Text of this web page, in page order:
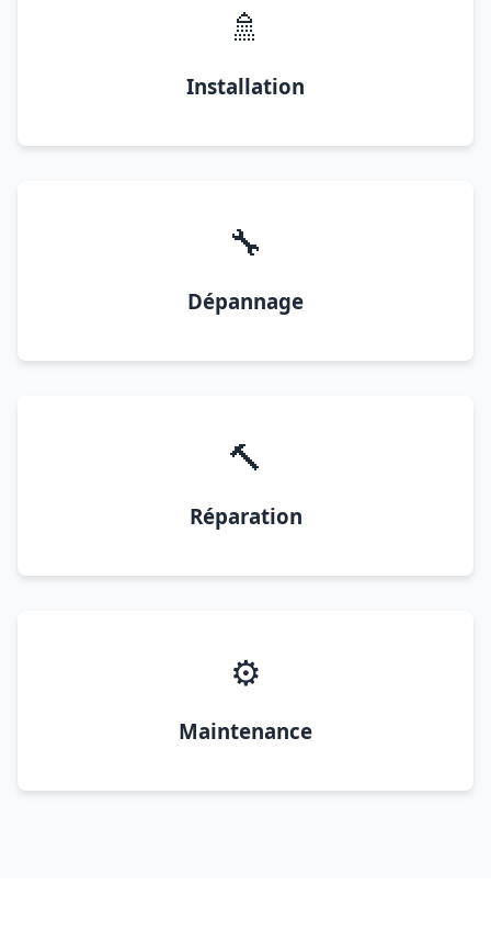
🚿
Installation
🔧
Dépannage
🔨
Réparation
⚙️
Maintenance